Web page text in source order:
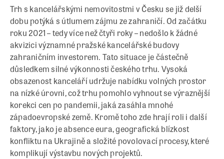
Trh s kancelářskými nemovitostmi v Česku se již delší
dobu potýká s útlumem zájmu ze zahraničí. Od začátku
roku 2021 – tedy více než čtyři roky – nedošlo k žádné
akvizici významné pražské kancelářské budovy
zahraničním investorem. Tato situace je částečně
důsledkem silné výkonnosti českého trhu. Vysoká
obsazenost kanceláří udržuje nabídku volných prostor
na nízké úrovni, což trhu pomohlo vyhnout se výraznější
korekci cen po pandemii, jaká zasáhla mnohé
západoevropské země. Kromě toho zde hrají roli i další
faktory, jako je absence eura, geografická blízkost
konfliktu na Ukrajině a složité povolovací procesy, které
komplikují výstavbu nových projektů.